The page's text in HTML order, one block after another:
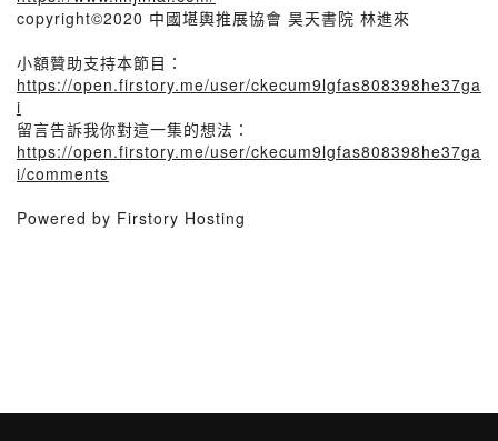
copyright©2020 中國堪輿推展協會 昊天書院 林進來
小額贊助支持本節目：
https://open.firstory.me/user/ckecum9lgfas808398he37ga
i
留言告訴我你對這一集的想法：
https://open.firstory.me/user/ckecum9lgfas808398he37ga
i/comments
Powered by Firstory Hosting